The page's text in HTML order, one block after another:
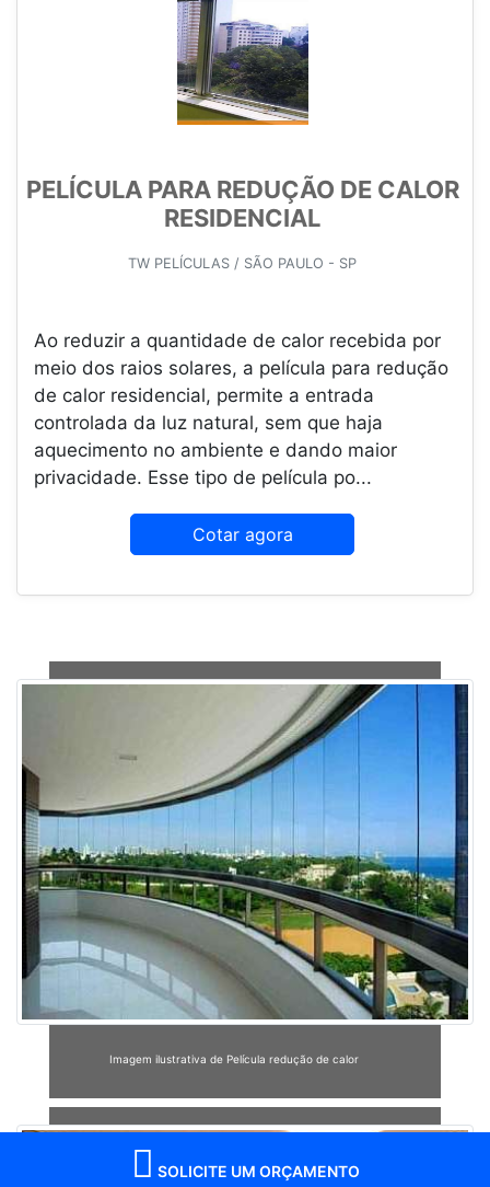
PELÍCULA PARA REDUÇÃO DE CALOR
RESIDENCIAL
TW PELÍCULAS / SÃO PAULO - SP
Ao reduzir a quantidade de calor recebida por
meio dos raios solares, a película para redução
de calor residencial, permite a entrada
controlada da luz natural, sem que haja
aquecimento no ambiente e dando maior
privacidade. Esse tipo de película po...
Cotar agora
Imagem ilustrativa de Película redução de calor
SOLICITE UM ORÇAMENTO